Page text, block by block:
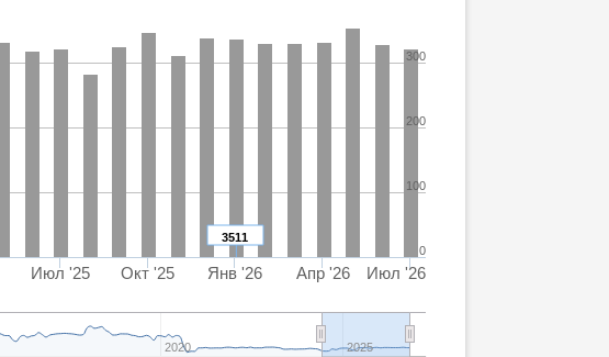
3511
Июл '25 Окт '25 Янв '26 Апр '26 Июл '26
2020 2025
0
100
200
300